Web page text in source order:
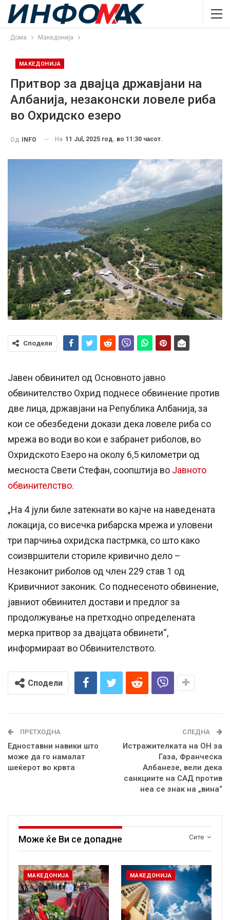
Дома Македонија
МАКЕДОНИЈА
Притвор за двајца државјани на
Албанија, незаконски ловеле риба
во Охридско езеро
Од INFO На 11 Jul, 2025 год. во 11:30 часот.
Сподели
Јавен обвинител од Основното јавно
обвинителство Охрид поднесе обвинение против
две лица, државјани на Република Албанија, за
кои се обезбедени докази дека ловеле риба со
мрежа во води во кои е забранет риболов, во
Охридското Езеро на околу 6,5 километри од
месноста Свети Стефан, соопштија во Јавното
обвинителство.
„На 4 јули биле затекнати во кајче на наведената
локација, со висечка рибарска мрежа и уловени
три парчиња охридска пастрмка, со што како
соизвршители сториле кривично дело –
Незаконит риболов од член 229 став 1 од
Кривичниот законик. Со поднесеното обвинение,
јавниот обвинител достави и предлог за
продолжување на претходно определената
мерка притвор за двајцата обвинети“,
информираат во Обвинителството.
Сподели
ПРЕТХОДНА
Едноставни навики што
може да го намалат
шеќерот во крвта
СЛЕДНА
Истражителката на ОН за
Газа, Франческа
Албанезе, вели дека
санкциите на САД против
неа се знак на „вина“
Сите
Може ќе Ви се допадне
МАКЕДОНИЈА МАКЕДОНИЈА